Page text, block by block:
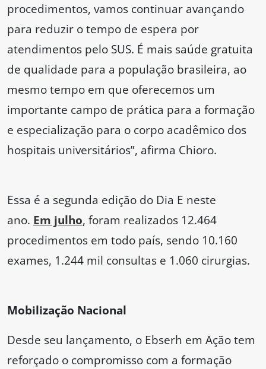
procedimentos, vamos continuar avançando
para reduzir o tempo de espera por
atendimentos pelo SUS. É mais saúde gratuita
de qualidade para a população brasileira, ao
mesmo tempo em que oferecemos um
importante campo de prática para a formação
e especialização para o corpo acadêmico dos
hospitais universitários”, afirma Chioro.
Essa é a segunda edição do Dia E neste
ano. Em julho, foram realizados 12.464
procedimentos em todo país, sendo 10.160
exames, 1.244 mil consultas e 1.060 cirurgias.
Mobilização Nacional
Desde seu lançamento, o Ebserh em Ação tem
reforçado o compromisso com a formação